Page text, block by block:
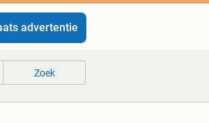
advertentie
Zoek